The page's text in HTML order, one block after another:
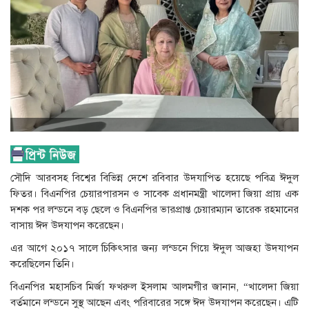
সৌদি আরবসহ বিশ্বের বিভিন্ন দেশে রবিবার উদযাপিত হয়েছে পবিত্র ঈদুল
ফিতর। বিএনপির চেয়ারপারসন ও সাবেক প্রধানমন্ত্রী খালেদা জিয়া প্রায় এক
দশক পর লন্ডনে বড় ছেলে ও বিএনপির ভারপ্রাপ্ত চেয়ারম্যান তারেক রহমানের
বাসায় ঈদ উদযাপন করেছেন।
এর আগে ২০১৭ সালে চিকিৎসার জন্য লন্ডনে গিয়ে ঈদুল আজহা উদযাপন
করেছিলেন তিনি।
বিএনপির মহাসচিব মির্জা ফখরুল ইসলাম আলমগীর জানান, “খালেদা জিয়া
বর্তমানে লন্ডনে সুস্থ আছেন এবং পরিবারের সঙ্গে ঈদ উদযাপন করেছেন। এটি